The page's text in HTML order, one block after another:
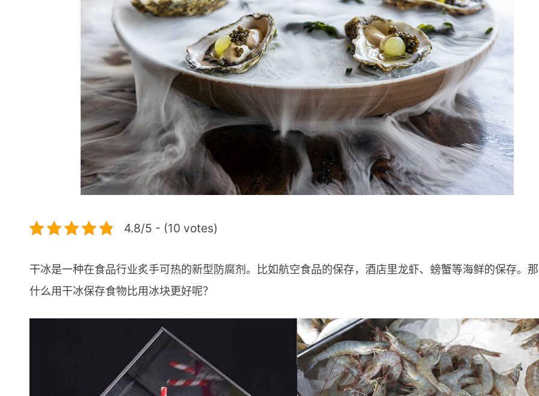
4.8/5 - (10 votes)
干冰是一种在食品行业炙手可热的新型防腐剂。比如航空食品的保存，酒店里龙虾、螃蟹等海鲜的保存。
什么用干冰保存食物比用冰块更好呢？